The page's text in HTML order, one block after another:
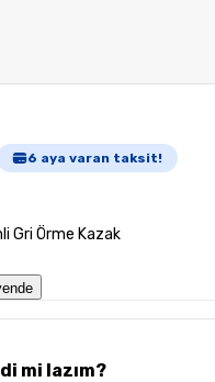
6 aya varan taksit!
Gri Örme Kazak
mi lazım?